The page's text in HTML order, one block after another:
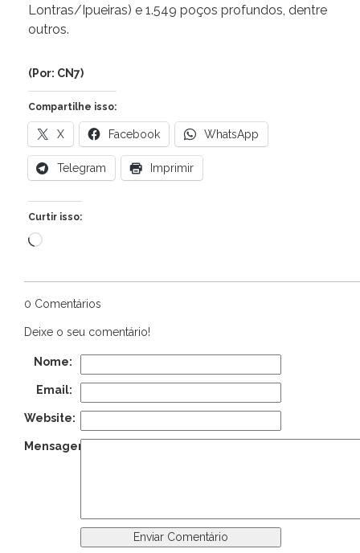
Lontras/Ipueiras) e 1.549 poços profundos, dentre
outros.
(Por: CN7)
Compartilhe isso:
X Facebook WhatsApp
Telegram Imprimir
Curtir isso:
Carregando...
0 Comentários
Deixe o seu comentário!
Nome:
Email:
Website:
Mensagem: